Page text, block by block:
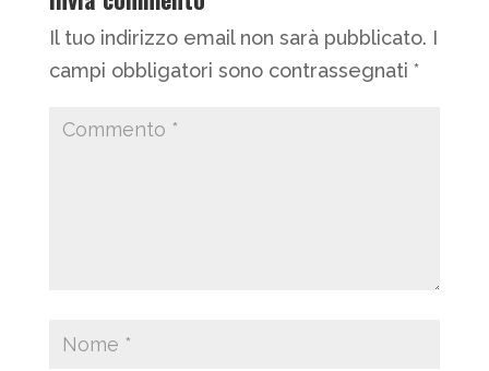
Il tuo indirizzo email non sarà pubblicato. I
campi obbligatori sono contrassegnati *